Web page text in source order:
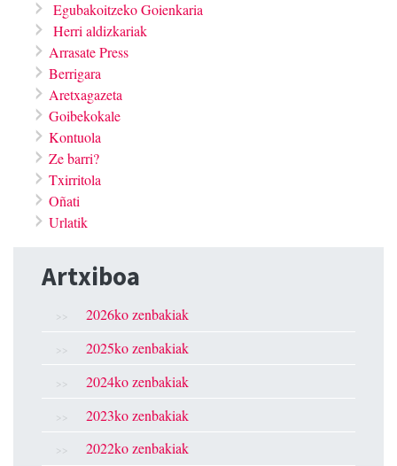
Egubakoitzeko Goienkaria
Herri aldizkariak
Arrasate Press
Berrigara
Aretxagazeta
Goibekokale
Kontuola
Ze barri?
Txirritola
Oñati
Urlatik
Artxiboa
2026ko zenbakiak
2025ko zenbakiak
2024ko zenbakiak
2023ko zenbakiak
2022ko zenbakiak